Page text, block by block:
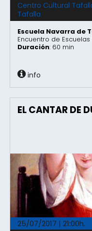
Centro Cultural
Tafalla
Escuela Navarra de
Encuentro de
Duración: 60 min
info
EL CANTAR DE
25/07/2017 | 21:00h.